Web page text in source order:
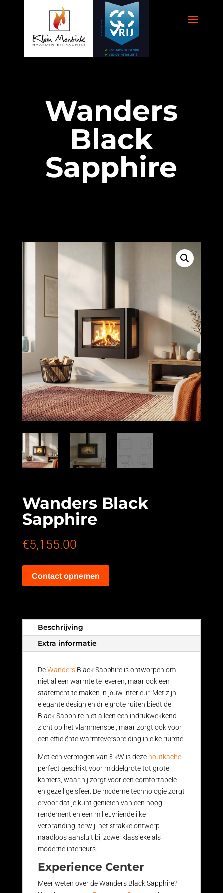
Wanders
Black
Sapphire
Wanders Black
Sapphire
€5,155.00
Contact opnemen
Beschrijving
Extra informatie
DeWandersBlack Sapphire is ontworpen om
niet alleen warmte te leveren, maar ook een
statement te maken in jouw interieur. Met zijn
elegante design en drie grote ruiten biedt de
Black Sapphire niet alleen een indrukwekkend
zicht op het vlammenspel, maar zorgt ook voor
een efficiënte warmteverspreiding in elke ruimte.
Met een vermogen van 8 kW is deze houtkachel
perfect geschikt voor middelgrote tot grote
kamers, waar hij zorgt voor een comfortabele
en gezellige sfeer. De moderne technologie zorgt
ervoor dat je kunt genieten van een hoog
rendement en een milieuvriendelijke
verbranding, terwijl het strakke ontwerp
naadloos aansluit bij zowel klassieke als
moderne interieurs.
Experience Center
Meer weten over de Wanders Black Sapphire?